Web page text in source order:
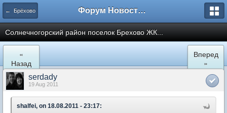
← Брёхово Форум Новостройки
Cолнечногорский район поселок Брехово ЖК...
«
Назад
Вперед
»
serdady
19 Aug 2011
shalfei, on 18.08.2011 - 23:17: